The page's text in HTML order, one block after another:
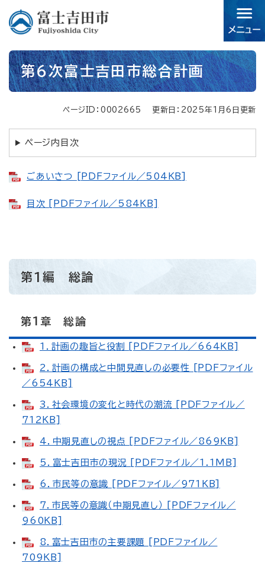
す。
本
文 第6次富士吉田市総合計画
ページID：0002665 更新日：2025年1月6日更新
ページ内目次
ごあいさつ [PDFファイル／504KB]
目次 [PDFファイル／584KB]
第1編 総論
第1章 総論
1．計画の趣旨と役割 [PDFファイル／664KB]
2．計画の構成と中間見直しの必要性 [PDFファイル
／654KB]
3．社会環境の変化と時代の潮流 [PDFファイル／
712KB]
4．中期見直しの視点 [PDFファイル／869KB]
5．富士吉田市の現況 [PDFファイル／1.1MB]
6．市民等の意識 [PDFファイル／971KB]
7．市民等の意識（中期見直し） [PDFファイル／
960KB]
8．富士吉田市の主要課題 [PDFファイル／
709KB]